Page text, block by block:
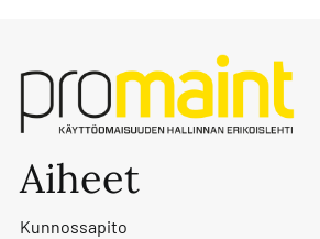
Aiheet
Kunnossapito